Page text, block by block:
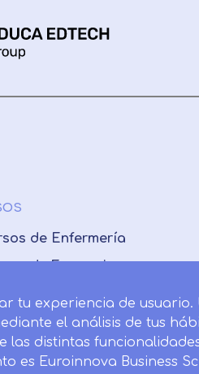
de Enfermería
de Farmacia
de Medicina
de Nutrición
tu experiencia de
el análisis de tus
distintas
es Euroinnova Business